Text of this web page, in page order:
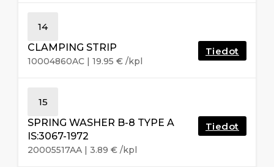
14
CLAMPING STRIP
10004860AC | 19.95 € /kpl
Tiedot
15
SPRING WASHER B-8 TYPE A
IS:3067-1972
20005517AA | 3.89 € /kpl
Tiedot